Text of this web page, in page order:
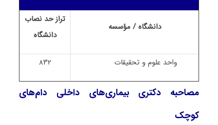
دانشگاه / مؤسسه
تراز حد نصاب
دانشگاه
واحد علوم و تحقیقات ۸۳۲
مصاحبه دکتری بیماری‌های داخلی دام‌های
کوچک